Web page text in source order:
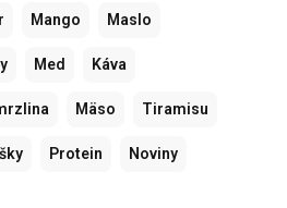
Mango Maslo
Med Káva
Mäso Tiramisu
Protein Noviny